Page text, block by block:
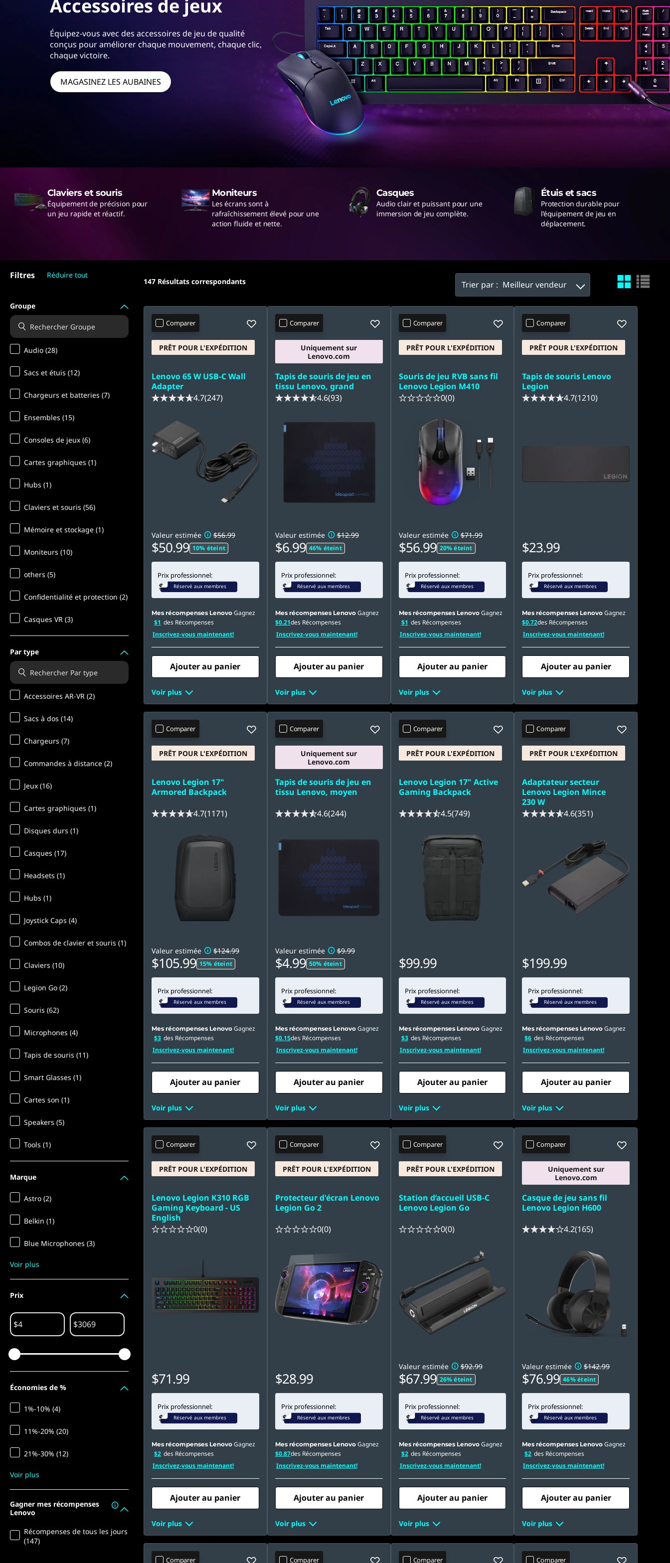
e
i
e
Accessoires de jeux
Équipez-vous avec des accessoires de jeu de qualité
conçus pour améliorer chaque mouvement, chaque clic,
chaque victoire.
MAGASINEZ LES AUBAINES
Claviers et souris
Équipement de précision pour
un jeu rapide et réactif.
Moniteurs
Les écrans sont à
rafraîchissement élevé pour une
action fluide et nette.
Casques
Audio clair et puissant pour une
immersion de jeu complète.
Étuis et sacs
Protection durable pour
l’équipement de jeu en
déplacement.
Filtres Réduire tout
Groupe
Audio (28)
Sacs et étuis (12)
Chargeurs et batteries (7)
Ensembles (15)
Consoles de jeux (6)
Cartes graphiques (1)
Hubs (1)
Claviers et souris (56)
Mémoire et stockage (1)
Moniteurs (10)
others (5)
Confidentialité et protection (2)
Casques VR (3)
Par type
Accessoires AR-VR (2)
Sacs à dos (14)
Chargeurs (7)
Commandes à distance (2)
Jeux (16)
Cartes graphiques (1)
Disques durs (1)
Casques (17)
Headsets (1)
Hubs (1)
Joystick Caps (4)
Combos de clavier et souris (1)
Claviers (10)
Legion Go (2)
Souris (62)
Microphones (4)
Tapis de souris (11)
Smart Glasses (1)
Cartes son (1)
Speakers (5)
Tools (1)
Marque
Astro (2)
Belkin (1)
Blue Microphones (3)
Voir plus
Prix
$ $
Économies de %
1%-10% (4)
11%-20% (20)
21%-30% (12)
Voir plus
Gagner mes récompenses
Lenovo
Récompenses de tous les jours
(147)
147 Résultats correspondants Trier par : Meilleur vendeur
Comparer
PRÊT POUR L'EXPÉDITION
Lenovo 65 W USB-C Wall
Adapter
4.7(247)
Valeur estimée $56.99
$50.99 10% éteint
Prix professionnel:
Réservé aux membres
Mes récompenses Lenovo Gagnez
$1 des Récompenses
Inscrivez-vous maintenant!
Ajouter au panier
Voir plus
Comparer
Uniquement sur
Lenovo.com
Tapis de souris de jeu en
tissu Lenovo, grand
4.6(93)
Valeur estimée $12.99
$6.99 46% éteint
Prix professionnel:
Réservé aux membres
Mes récompenses Lenovo Gagnez
$0.21des Récompenses
Inscrivez-vous maintenant!
Ajouter au panier
Voir plus
Comparer
PRÊT POUR L'EXPÉDITION
Souris de jeu RVB sans fil
Lenovo Legion M410
0(0)
Valeur estimée $71.99
$56.99 20% éteint
Prix professionnel:
Réservé aux membres
Mes récompenses Lenovo Gagnez
$1 des Récompenses
Inscrivez-vous maintenant!
Ajouter au panier
Voir plus
Comparer
PRÊT POUR L'EXPÉDITION
Tapis de souris Lenovo
Legion
4.7(1210)
$23.99
Prix professionnel:
Réservé aux membres
Mes récompenses Lenovo Gagnez
$0.72des Récompenses
Inscrivez-vous maintenant!
Ajouter au panier
Voir plus
Comparer
PRÊT POUR L'EXPÉDITION
Lenovo Legion 17"
Armored Backpack
4.7(1171)
Valeur estimée $124.99
$105.99 15% éteint
Prix professionnel:
Réservé aux membres
Mes récompenses Lenovo Gagnez
$3 des Récompenses
Inscrivez-vous maintenant!
Ajouter au panier
Voir plus
Comparer
Uniquement sur
Lenovo.com
Tapis de souris de jeu en
tissu Lenovo, moyen
4.6(244)
Valeur estimée $9.99
$4.99 50% éteint
Prix professionnel:
Réservé aux membres
Mes récompenses Lenovo Gagnez
$0.15des Récompenses
Inscrivez-vous maintenant!
Ajouter au panier
Voir plus
Comparer
PRÊT POUR L'EXPÉDITION
Lenovo Legion 17" Active
Gaming Backpack
4.5(749)
$99.99
Prix professionnel:
Réservé aux membres
Mes récompenses Lenovo Gagnez
$3 des Récompenses
Inscrivez-vous maintenant!
Ajouter au panier
Voir plus
Comparer
PRÊT POUR L'EXPÉDITION
Adaptateur secteur
Lenovo Legion Mince
230 W
4.6(351)
$199.99
Prix professionnel:
Réservé aux membres
Mes récompenses Lenovo Gagnez
$6 des Récompenses
Inscrivez-vous maintenant!
Ajouter au panier
Voir plus
Comparer
PRÊT POUR L'EXPÉDITION
Lenovo Legion K310 RGB
Gaming Keyboard - US
English
0(0)
$71.99
Prix professionnel:
Réservé aux membres
Mes récompenses Lenovo Gagnez
$2 des Récompenses
Inscrivez-vous maintenant!
Ajouter au panier
Voir plus
Comparer
PRÊT POUR L'EXPÉDITION
Protecteur d'écran Lenovo
Legion Go 2
0(0)
$28.99
Prix professionnel:
Réservé aux membres
Mes récompenses Lenovo Gagnez
$0.87des Récompenses
Inscrivez-vous maintenant!
Ajouter au panier
Voir plus
Comparer
PRÊT POUR L'EXPÉDITION
Station d’accueil USB-C
Lenovo Legion Go
0(0)
Valeur estimée $92.99
$67.99 26% éteint
Prix professionnel:
Réservé aux membres
Mes récompenses Lenovo Gagnez
$2 des Récompenses
Inscrivez-vous maintenant!
Ajouter au panier
Voir plus
Comparer
Uniquement sur
Lenovo.com
Casque de jeu sans fil
Lenovo Legion H600
4.2(165)
Valeur estimée $142.99
$76.99 46% éteint
Prix professionnel:
Réservé aux membres
Mes récompenses Lenovo Gagnez
$2 des Récompenses
Inscrivez-vous maintenant!
Ajouter au panier
Voir plus
Comparer Comparer Comparer Comparer